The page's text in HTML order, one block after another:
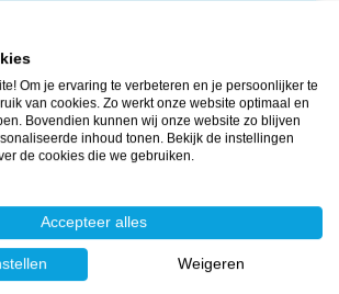
In dit artikel lees je alles over het
gebruik van zelfslijpende antifouling om
h…
Meer informatie
Hoe verwijder je snel verf of antifouling
van staal, metaal of polyester? Een
Om je ervaring te verbeteren en je persoonlijker te
van cookies. Zo werkt onze website optimaal en
Bovendien kunnen wij onze website zo blijven
inhoud tonen. Bekijk de instellingen
de cookies die we gebruiken.
Accepteer alles
Weigeren